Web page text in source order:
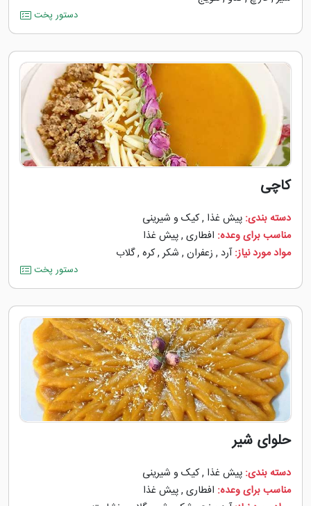
دستور پخت
کاچی
دسته بندی: پیش غذا ,کیک و شیرینی
مناسب برای وعده: افطاری ,پیش غذا
مواد مورد نیاز: آرد , زعفران , شکر,کره ,گلاب
دستور پخت
حلوای شیر
دسته بندی: پیش غذا ,کیک و شیرینی
مناسب برای وعده: افطاری ,پیش غذا